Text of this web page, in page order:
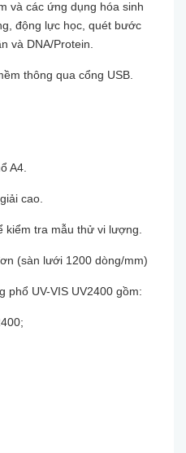
và các ứng dụng hóa sinh
động lực học, quét bước
và DNA/Protein.
thông qua cổng USB.
A4.
cao.
tra mẫu thử vi lượng.
(sàn lưới 1200 dòng/mm)
phổ UV-VIS UV2400 gồm: